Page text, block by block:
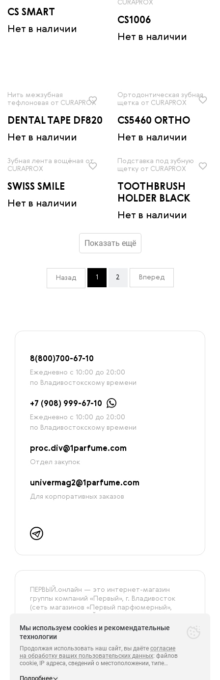
CS SMART
Нет в наличии
CURAPROX
CS1006
Нет в наличии
Нить межзубная
тефлоновая от CURAPROX
DENTAL TAPE DF820
Нет в наличии
Ортодонтическая зубная
щетка от CURAPROX
CS5460 ORTHO
Нет в наличии
Зубная лента вощёная от
CURAPROX
SWISS SMILE
Нет в наличии
Подставка под зубную
щетку от CURAPROX
TOOTHBRUSH
HOLDER BLACK
Нет в наличии
Показать ещё
Назад 1 2 Вперед
8(800)700-67-10
Ежедневно с 10:00 до 20:00
по Владивостокскому времени
+7 (908) 999-67-10
Ежедневно с 10:00 до 20:00
по Владивостокскому времени
proc.div@1parfume.com
Отдел закупок
univermag2@1parfume.com
Для корпоративных заказов
ПЕРВЫЙ.онлайн — это интернет-магазин
группы компаний «‎Первый», г. Владивосток
(сеть магазинов «Первый парфюмерный»,
На сайте представлена только оригинальная
и сертифицированная продукция.
Все права защищены.
ПЕРВЫЙ 2014-2026.
Мы используем cookies и рекомендательные
технологии
Продолжая использовать наш сайт, вы даёте согласие
на обработку ваших пользовательских данных: файлов
cookie, IP адреса, сведений о местоположении, типе
с которых были совершены переходы на сайт
Подробнее